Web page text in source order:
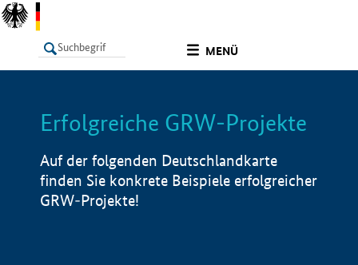
MENÜ
LISTE Info
Erfolgreiche GRW-Projekte
Auf der folgenden Deutschlandkarte
finden Sie konkrete Beispiele erfolgreicher
GRW-Projekte!